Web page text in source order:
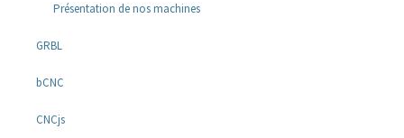
Présentation de nos machines
GRBL
bCNC
CNCjs